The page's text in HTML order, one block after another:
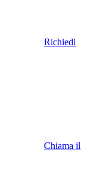
Richiedi
Chiama il